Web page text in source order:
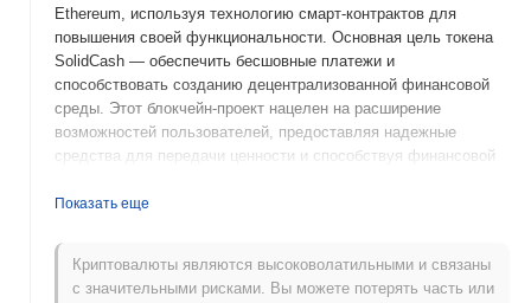
Ethereum, используя технологию смарт-контрактов для
повышения своей функциональности. Основная цель токена
SolidCash — обеспечить бесшовные платежи и
способствовать созданию децентрализованной финансовой
среды. Этот блокчейн-проект нацелен на расширение
возможностей пользователей, предоставляя надежные
средства для передачи ценности и способствуя финансовой
SolidCash (SLDX) был запущен в 2020 году с целью
предоставить децентрализованное и удобное решение для
Показать еще
Криптовалюты являются высоковолатильными и связаны
с значительными рисками. Вы можете потерять часть или